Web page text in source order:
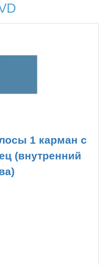
1 карман с
(внутренний